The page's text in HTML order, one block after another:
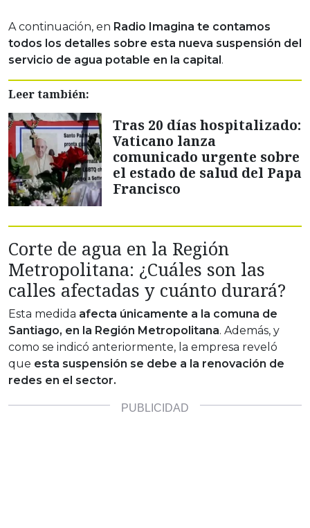
A continuación, en Radio Imagina te contamos
todos los detalles sobre esta nueva suspensión del
servicio de agua potable en la capital .
Leer también:
Tras 20 días hospitalizado:
Vaticano lanza
comunicado urgente sobre
el estado de salud del Papa
Francisco
Corte de agua en la Región
Metropolitana: ¿Cuáles son las
calles afectadas y cuánto durará?
Esta medida afecta únicamente a la comuna de
Santiago, en la Región Metropolitana. Además, y
como se indicó anteriormente, la empresa reveló
que esta suspensión se debe a la renovación de
redes en el sector.